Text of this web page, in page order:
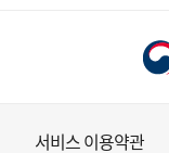
서비스 이용약관